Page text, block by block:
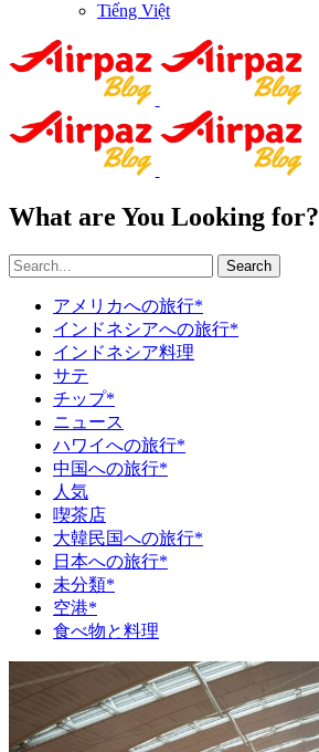
Tiếng Việt
What are You Looking for?
Search
アメリカへの旅行*
インドネシアへの旅行*
インドネシア料理
サテ
チップ*
ニュース
ハワイへの旅行*
中国への旅行*
人気
喫茶店
大韓民国への旅行*
日本への旅行*
未分類*
空港*
食べ物と料理